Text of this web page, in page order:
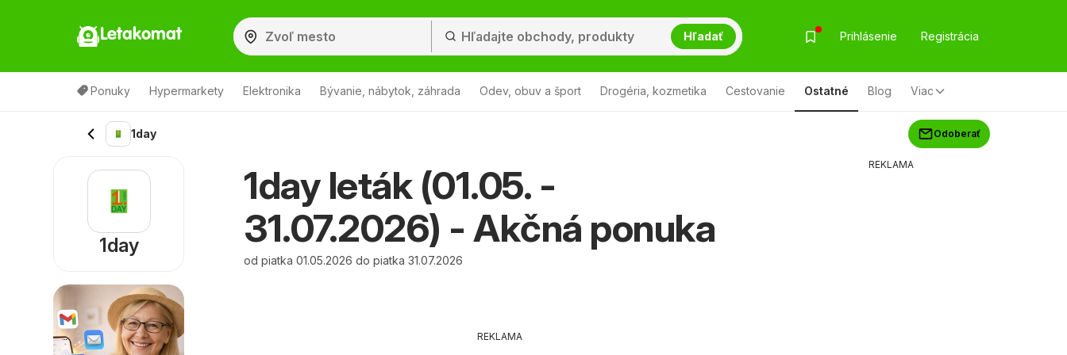
Letakomat Hľadať Prihlásenie Registrácia
Ponuky Hypermarkety Elektronika Bývanie, nábytok, záhrada Odev, obuv a šport Drogéria, kozmetika Cestovanie Ostatné Blog Viac
1day Odoberať
1day leták (01.05. -
31.07.2026) - Akčná ponuka
od piatka 01.05.2026 do piatka 31.07.2026
REKLAMA
1day
REKLAMA